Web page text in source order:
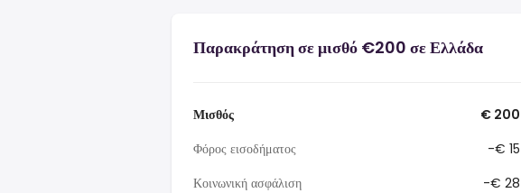
Παρακράτηση σε μισθό €200 σε Ελλάδα
Μισθός
€ 200
Φόρος εισοδήματος
-€ 15
Κοινωνική ασφάλιση
-€ 28